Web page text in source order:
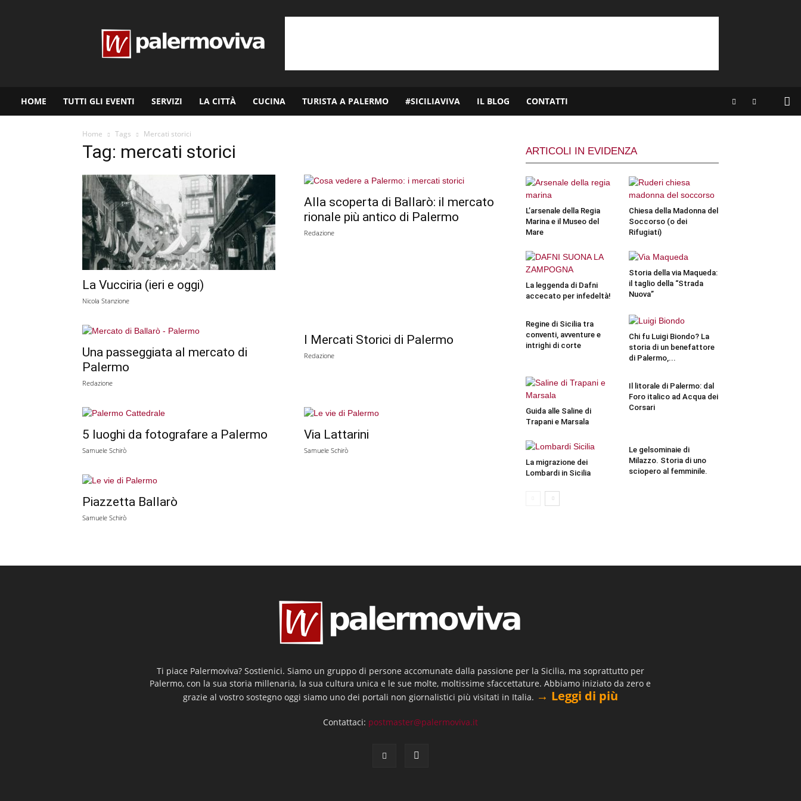
HOME TUTTI GLI EVENTI SERVIZI LA CITTÀ CUCINA TURISTA A PALERMO #SICILIAVIVA IL BLOG CONTATTI
Home Tags Mercati storici
Tag: mercati storici
La Vucciria (ieri e oggi)
Nicola Stanzione
Alla scoperta di Ballarò: il mercato
rionale più antico di Palermo
Redazione
Una passeggiata al mercato di
Palermo
Redazione
I Mercati Storici di Palermo
Redazione
5 luoghi da fotografare a Palermo
Samuele Schirò
Via Lattarini
Samuele Schirò
Piazzetta Ballarò
Samuele Schirò
ARTICOLI IN EVIDENZA
L’arsenale della Regia
Marina e il Museo del
Mare
Chiesa della Madonna del
Soccorso (o dei
Rifugiati)
La leggenda di Dafni
accecato per infedeltà!
Storia della via Maqueda:
il taglio della “Strada
Nuova”
Regine di Sicilia tra
conventi, avventure e
intrighi di corte
Chi fu Luigi Biondo? La
storia di un benefattore
di Palermo,...
Guida alle Saline di
Trapani e Marsala
Il litorale di Palermo: dal
Foro italico ad Acqua dei
Corsari
La migrazione dei
Lombardi in Sicilia
Le gelsominaie di
Milazzo. Storia di uno
sciopero al femminile.
Ti piace Palermoviva? Sostienici. Siamo un gruppo di persone accomunate dalla passione per la Sicilia, ma soprattutto per
Palermo, con la sua storia millenaria, la sua cultura unica e le sue molte, moltissime sfaccettature. Abbiamo iniziato da zero e
grazie al vostro sostegno oggi siamo uno dei portali non giornalistici più visitati in Italia. → Leggi di più
Contattaci: postmaster@palermoviva.it